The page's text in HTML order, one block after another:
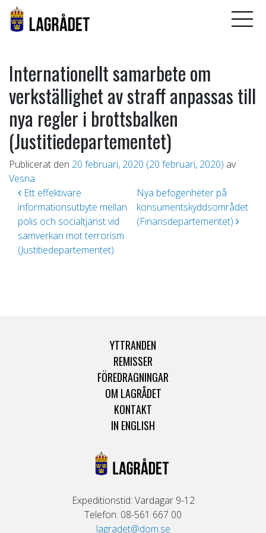
Internationellt samarbete om
verkställighet av straff anpassas till
nya regler i brottsbalken
(Justitiedepartementet)
Publicerat den 20 februari, 2020 (20 februari, 2020) av
Vesna
Inläggsnavigering
Ett effektivare
informationsutbyte mellan
polis och socialtjänst vid
samverkan mot terrorism
(Justitiedepartementet)
Nya befogenheter på
konsumentskyddsområdet
(Finansdepartementet)
YTTRANDEN
REMISSER
FÖREDRAGNINGAR
OM LAGRÅDET
KONTAKT
IN ENGLISH
Expeditionstid: Vardagar 9-12
Telefon: 08-561 667 00
lagradet@dom.se